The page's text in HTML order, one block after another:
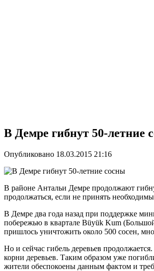
В Демре гибнут 50-летние
Опубликовано 18.03.2015 21:16
В районе Антальи Демре продолжают
продолжаться, если не принять
В Демре два года назад при поддержке
побережью в квартале Büyük Kum
пришлось уничтожить около 500 сосен,
Но и сейчас гибель деревьев
корни деревьев. Таким образом уже
жители обеспокоены данным фактом и